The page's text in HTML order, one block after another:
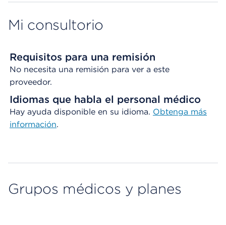
Mi consultorio
Requisitos para una remisión
No necesita una remisión para ver a este
proveedor.
Idiomas que habla el personal médico
Hay ayuda disponible en su idioma. Obtenga más
información.
Grupos médicos y planes